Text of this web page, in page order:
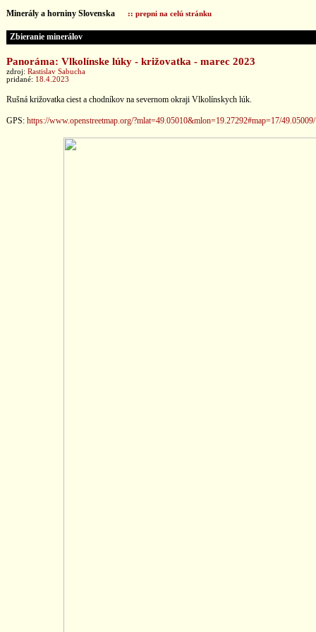
Minerály a horniny Slovenska :: prepni na celú stránku
Zbieranie minerálov
Panoráma: Vlkolínske lúky - križovatka - marec 2023
zdroj: Rastislav Sabucha
pridané: 18.4.2023
Rušná križovatka ciest a chodníkov na severnom okraji Vlkolínskych lúk.
GPS: https://www.openstreetmap.org/?mlat=49.05010&mlon=19.27292#map=17/